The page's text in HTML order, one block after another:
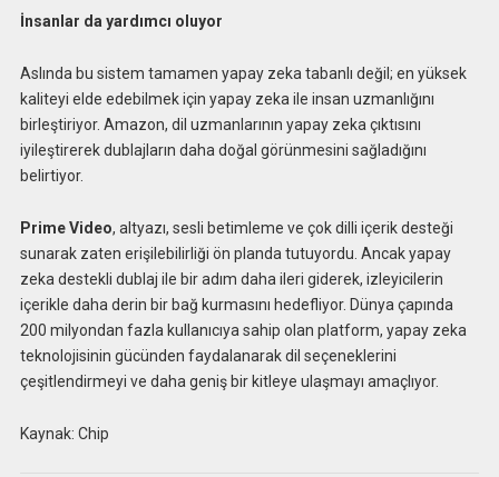
İnsanlar da yardımcı oluyor
Aslında bu sistem tamamen yapay zeka tabanlı değil; en yüksek
kaliteyi elde edebilmek için yapay zeka ile insan uzmanlığını
birleştiriyor. Amazon, dil uzmanlarının yapay zeka çıktısını
iyileştirerek dublajların daha doğal görünmesini sağladığını
belirtiyor.
Prime Video, altyazı, sesli betimleme ve çok dilli içerik desteği
sunarak zaten erişilebilirliği ön planda tutuyordu. Ancak yapay
zeka destekli dublaj ile bir adım daha ileri giderek, izleyicilerin
içerikle daha derin bir bağ kurmasını hedefliyor. Dünya çapında
200 milyondan fazla kullanıcıya sahip olan platform, yapay zeka
teknolojisinin gücünden faydalanarak dil seçeneklerini
çeşitlendirmeyi ve daha geniş bir kitleye ulaşmayı amaçlıyor.
Kaynak: Chip